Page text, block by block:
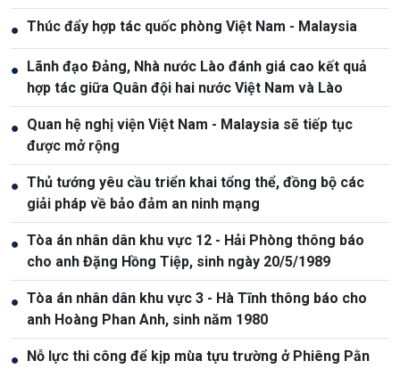
● Thúc đẩy hợp tác quốc phòng Việt Nam - Malaysia
● Lãnh đạo Đảng, Nhà nước Lào đánh giá cao kết quả
hợp tác giữa Quân đội hai nước Việt Nam và Lào
● Quan hệ nghị viện Việt Nam - Malaysia sẽ tiếp tục
được mở rộng
● Thủ tướng yêu cầu triển khai tổng thể, đồng bộ các
giải pháp về bảo đảm an ninh mạng
● Tòa án nhân dân khu vực 12 - Hải Phòng thông báo
cho anh Đặng Hồng Tiệp, sinh ngày 20/5/1989
● Tòa án nhân dân khu vực 3 - Hà Tĩnh thông báo cho
anh Hoàng Phan Anh, sinh năm 1980
● Nỗ lực thi công để kịp mùa tựu trường ở Phiêng Pằn